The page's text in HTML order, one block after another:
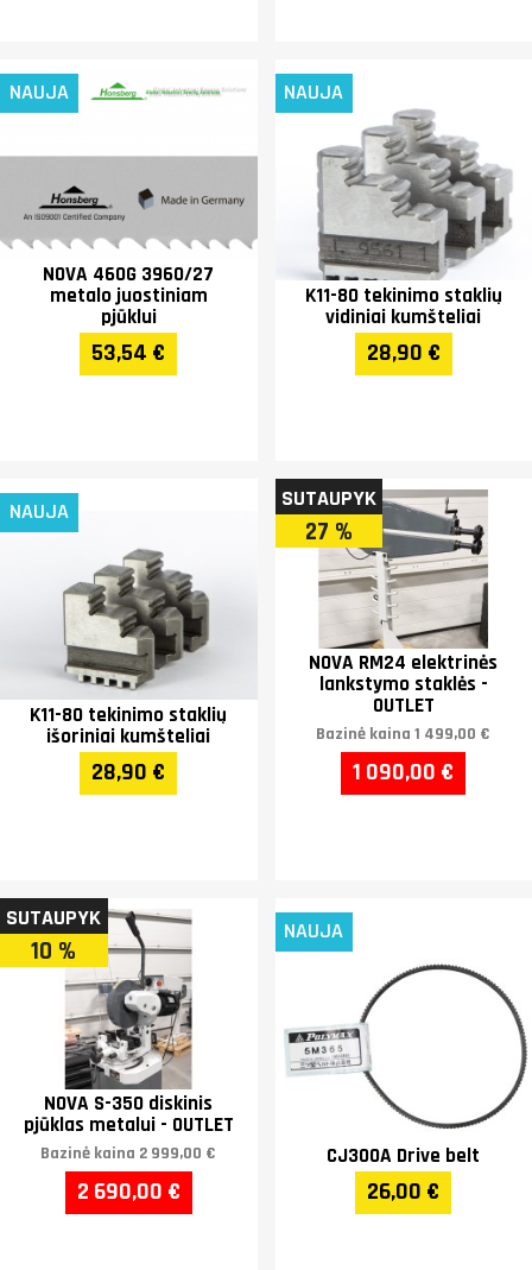
NAUJA
NOVA 460G 3960/27
metalo juostiniam
pjūklui
53,54 €
NAUJA
K11-80 tekinimo staklių
vidiniai kumšteliai
28,90 €
NAUJA
K11-80 tekinimo staklių
išoriniai kumšteliai
28,90 €
SUTAUPYK
27 %
NOVA RM24 elektrinės
lankstymo staklės -
OUTLET
Bazinė kaina 1 499,00 €
1 090,00 €
SUTAUPYK
10 %
NOVA S-350 diskinis
pjūklas metalui - OUTLET
Bazinė kaina 2 999,00 €
2 690,00 €
NAUJA
CJ300A Drive belt
26,00 €